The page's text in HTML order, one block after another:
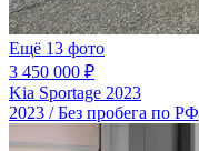
Ещё 13 фото
3 450 000 ₽
Kia Sportage 2023
2023 / Без пробега по РФ